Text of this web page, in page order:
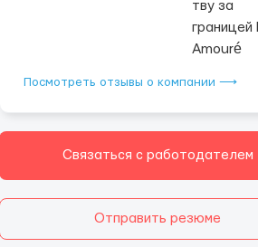
Посмотреть отзывы о компании ⟶
Связаться с работодателем
Отправить резюме